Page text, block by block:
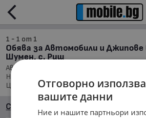
1 - 1 от 1
Обява за Автомобили и Джипове
Шумен, с. Риш
Автомобили и Джипове, Намира се в обл.
Населено място с. Риш, Подредени по:
Цена
Сортиране
Отговорно
вашите данни
Ние и нашите партньори